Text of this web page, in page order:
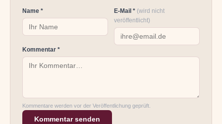
Name * E-Mail * (wird nicht
veröffentlicht)
Kommentar *
Kommentare werden vor der Veröffentlichung geprüft.
Kommentar senden